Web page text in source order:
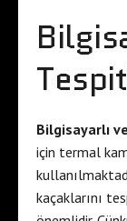
Bilgisayarlı
için termal
kaçaklarını